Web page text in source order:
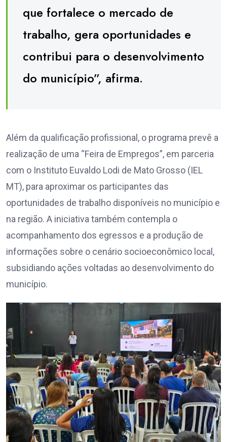
que fortalece o mercado de
trabalho, gera oportunidades e
contribui para o desenvolvimento
do município”, afirma.
Além da qualificação profissional, o programa prevê a
realização de uma “Feira de Empregos”, em parceria
com o Instituto Euvaldo Lodi de Mato Grosso (IEL
MT), para aproximar os participantes das
oportunidades de trabalho disponíveis no município e
na região. A iniciativa também contempla o
acompanhamento dos egressos e a produção de
informações sobre o cenário socioeconômico local,
subsidiando ações voltadas ao desenvolvimento do
município.